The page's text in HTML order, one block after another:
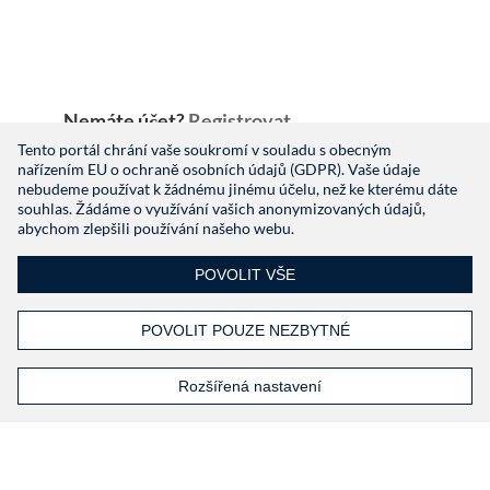
Tento portál chrání vaše soukromí v souladu s obecným
nařízením EU o ochraně osobních údajů (GDPR). Vaše údaje
nebudeme používat k žádnému jinému účelu, než ke kterému dáte
souhlas. Žádáme o využívání vašich anonymizovaných údajů,
abychom zlepšili používání našeho webu.
POVOLIT VŠE
POVOLIT POUZE NEZBYTNÉ
Rozšířená nastavení
Nemáte účet?Registrovat